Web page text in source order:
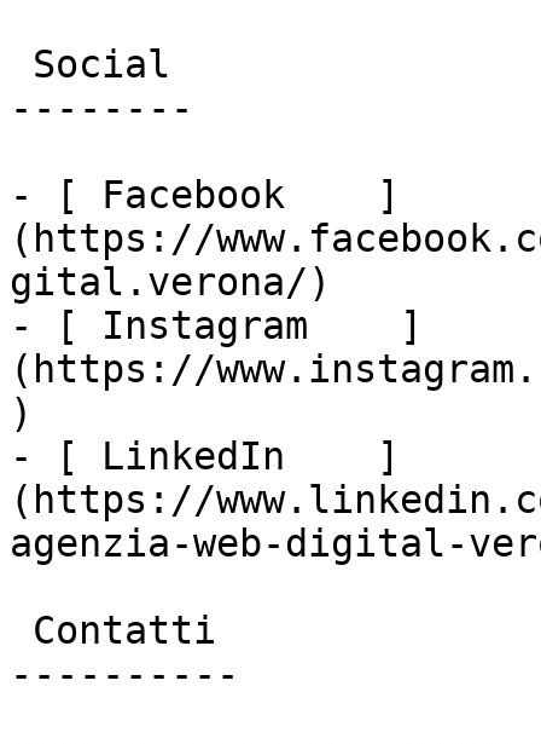
--------
- [ Facebook    ]
(https://
gital.verona/)
- [ Instagram    ]
(https://
)
- [ LinkedIn    ]
(https://
agenzia-web-digital-
----------